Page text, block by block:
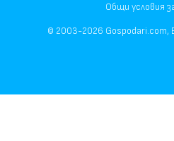
Общи условия
© 2003-2026 Gospodari.com,